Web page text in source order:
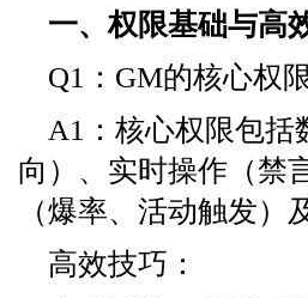
一、权限基础与高
Q1：GM的核心权
A1：核心权限包括
向）、实时操作（禁
（爆率、活动触发
高效技巧：